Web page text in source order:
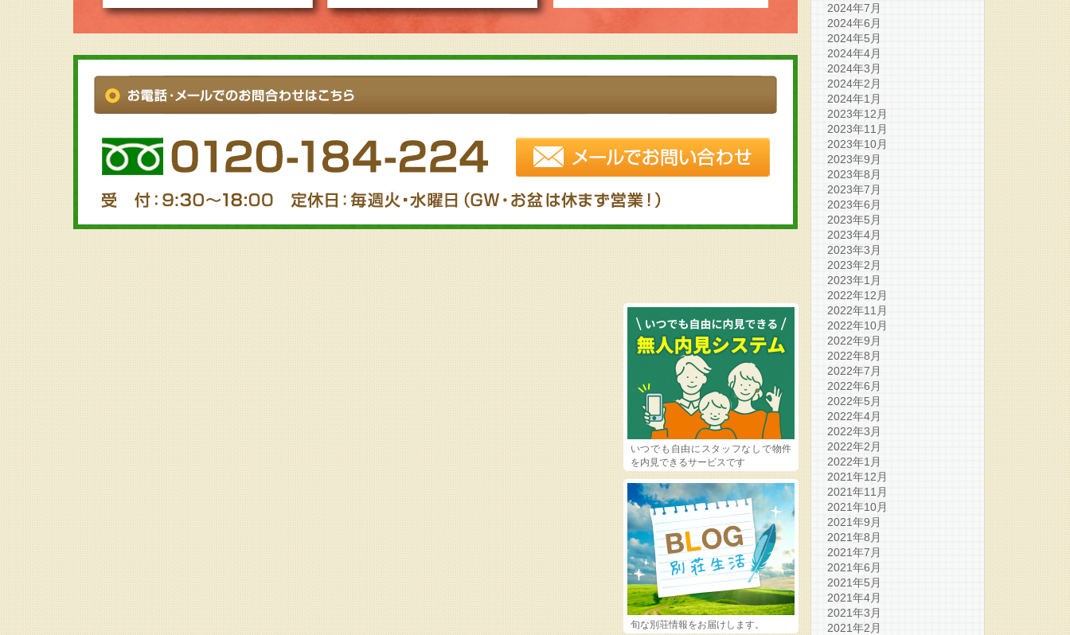
2024年7月
2024年6月
2024年5月
2024年4月
2024年3月
2024年2月
2024年1月
2023年12月
2023年11月
2023年10月
2023年9月
2023年8月
2023年7月
2023年6月
2023年5月
2023年4月
2023年3月
2023年2月
2023年1月
2022年12月
2022年11月
2022年10月
2022年9月
2022年8月
2022年7月
2022年6月
2022年5月
2022年4月
2022年3月
2022年2月
2022年1月
2021年12月
2021年11月
2021年10月
2021年9月
2021年8月
2021年7月
2021年6月
2021年5月
2021年4月
2021年3月
2021年2月
いつでも自由にスタッフなしで物件
を内見できるサービスです
旬な別荘情報をお届けします。